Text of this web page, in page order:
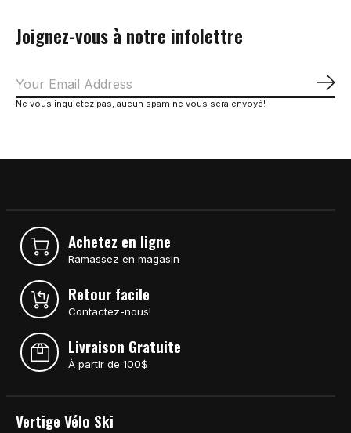
Joignez-vous à notre infolettre
Ne vous inquiétez pas, aucun spam ne vous sera envoyé!
Achetez en ligne
Ramassez en magasin
Retour facile
Contactez-nous!
Livraison Gratuite
À partir de 100$
Vertige Vélo Ski